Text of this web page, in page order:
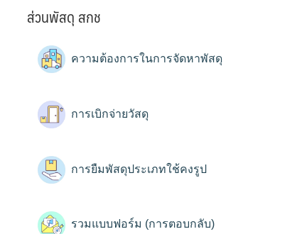
ส่วนพัสดุ สกช
ความต้องการในการจัดหาพัสดุ
การเบิกจ่ายวัสดุ
การยืมพัสดุประเภทใช้คงรูป
รวมแบบฟอร์ม (การตอบกลับ)